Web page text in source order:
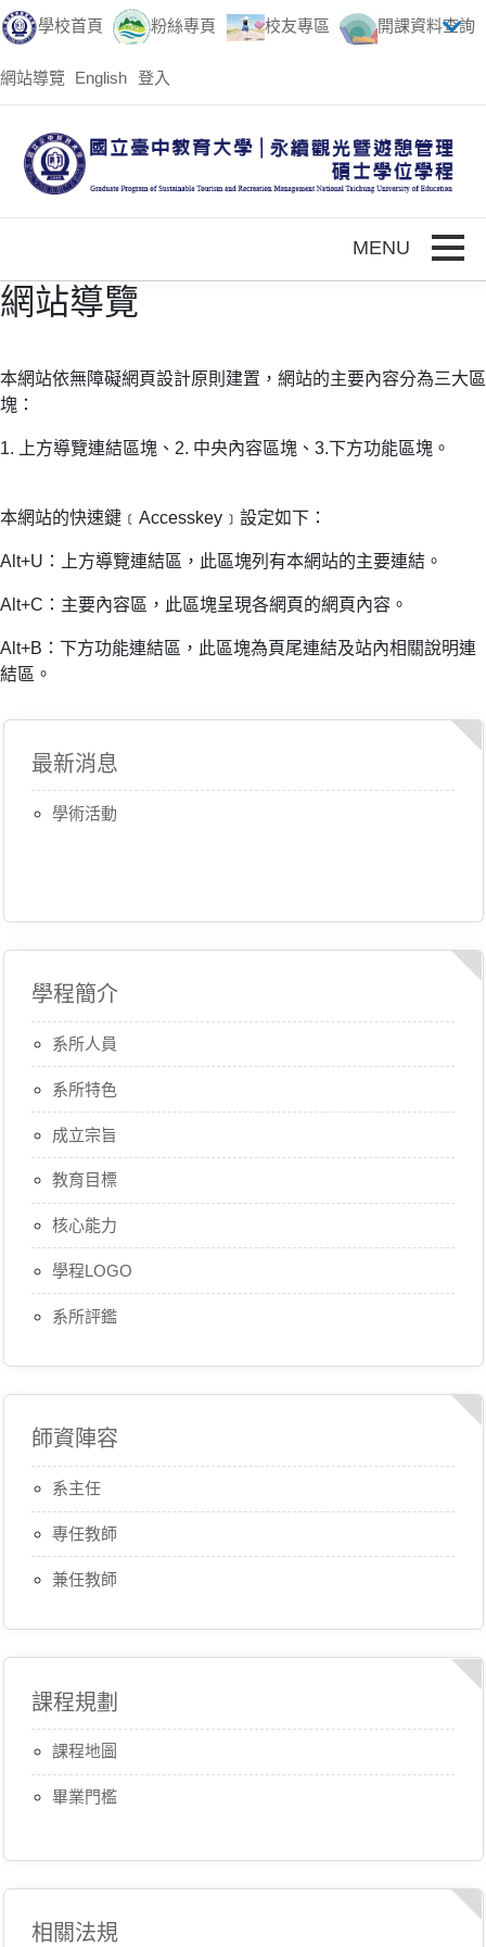
跳到主要內容
學校首頁 粉絲專頁 校友專區 開課資料查詢
網站導覽 English 登入
網站導覽
本網站依無障礙網頁設計原則建置，網站的主要內容分為三大區
塊：
1. 上方導覽連結區塊、2. 中央內容區塊、3.下方功能區塊。
本網站的快速鍵﹝Accesskey﹞設定如下：
Alt+U：上方導覽連結區，此區塊列有本網站的主要連結。
Alt+C：主要內容區，此區塊呈現各網頁的網頁內容。
Alt+B：下方功能連結區，此區塊為頁尾連結及站內相關說明連
結區。
最新消息
學術活動
學程簡介
系所人員
系所特色
成立宗旨
教育目標
核心能力
學程LOGO
系所評鑑
師資陣容
系主任
專任教師
兼任教師
課程規劃
課程地圖
畢業門檻
相關法規